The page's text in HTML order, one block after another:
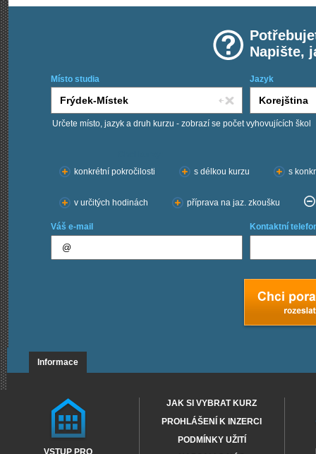
Napište,
Místo studia Jazyk
Určete místo, jazyk a druh kurzu - zobrazí se počet vyhovujících škol
konkrétní pokročilosti
s délkou kurzu s
v určitých hodinách příprava na jaz. zkoušku
Váš e-mail Kontaktní
Informace
VSTUP PRO
JAK SI VYBRAT KURZ
PROHLÁŠENÍ K INZERCI
PODMÍNKY UŽITÍ